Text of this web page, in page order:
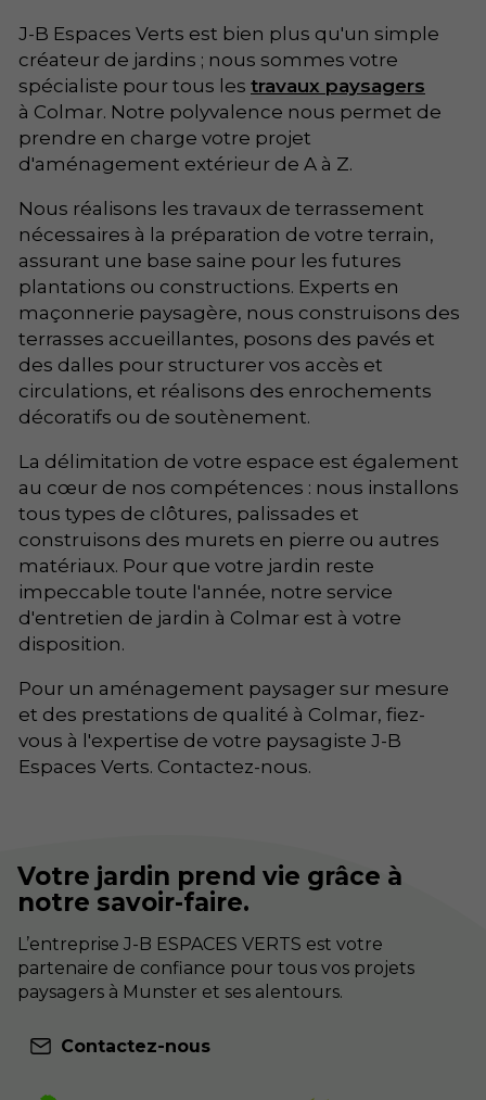
J-B Espaces Verts est bien plus qu'un simple
créateur de jardins ; nous sommes votre
spécialiste pour tous les travaux paysagers
à Colmar. Notre polyvalence nous permet de
prendre en charge votre projet
d'aménagement extérieur de A à Z.
Nous réalisons les travaux de terrassement
nécessaires à la préparation de votre terrain,
assurant une base saine pour les futures
plantations ou constructions. Experts en
maçonnerie paysagère, nous construisons des
terrasses accueillantes, posons des pavés et
des dalles pour structurer vos accès et
circulations, et réalisons des enrochements
décoratifs ou de soutènement.
La délimitation de votre espace est également
au cœur de nos compétences : nous installons
tous types de clôtures, palissades et
construisons des murets en pierre ou autres
matériaux. Pour que votre jardin reste
impeccable toute l'année, notre service
d'entretien de jardin à Colmar est à votre
disposition.
Pour un aménagement paysager sur mesure
et des prestations de qualité à Colmar, fiez-
vous à l'expertise de votre paysagiste J-B
Espaces Verts. Contactez-nous.
Votre jardin prend vie grâce à
notre savoir-faire.
L’entreprise J-B ESPACES VERTS est votre
partenaire de confiance pour tous vos projets
paysagers à Munster et ses alentours.
Contactez-nous